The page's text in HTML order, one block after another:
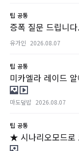
팁 공통
증폭 질문 드립니다.
유가인 2026.08.07
팁 공통
미카엘라 레이드
마도덮밥 2026.08.07
팁 공통
★ 시나리오모드로